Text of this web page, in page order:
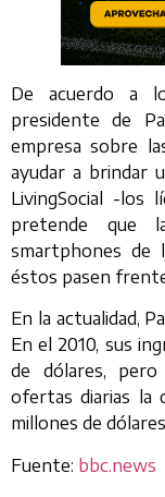
De acuerdo a
presidente de
empresa sobre
ayudar a brindar
LivingSocial -los
pretende que
smartphones de
éstos pasen
En la actualidad,
En el 2010, sus
de dólares,
ofertas diarias la
millones de
Fuente: bbc.news